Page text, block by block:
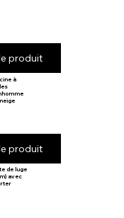
produit
à
produit
de luge
avec